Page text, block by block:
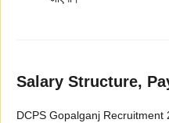
Salary Structure,
DCPS Gopalganj Recruitment